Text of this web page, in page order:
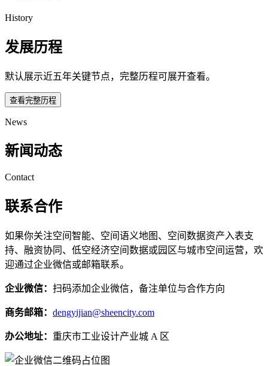
History
发展历程
默认展示近五年关键节点，完整历程可展开查看。
查看完整历程
News
新闻动态
Contact
联系合作
如果你关注空间智能、空间语义地图、空间数据资产入表支
持、融资协同、低空经济空间数据或园区与城市空间运营，欢
迎通过企业微信或邮箱联系。
企业微信： 扫码添加企业微信，备注单位与合作方向
商务邮箱： dengyijian@sheencity.com
办公地址： 重庆市工业设计产业城 A 区